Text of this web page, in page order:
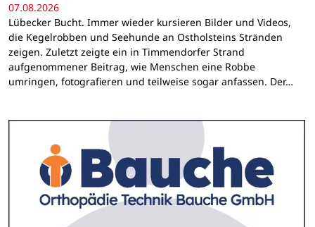
07.08.2026
Lübecker Bucht. Immer wieder kursieren Bilder und Videos,
die Kegelrobben und Seehunde an Ostholsteins Stränden
zeigen. Zuletzt zeigte ein in Timmendorfer Strand
aufgenommener Beitrag, wie Menschen eine Robbe
umringen, fotografieren und teilweise sogar anfassen. Der…